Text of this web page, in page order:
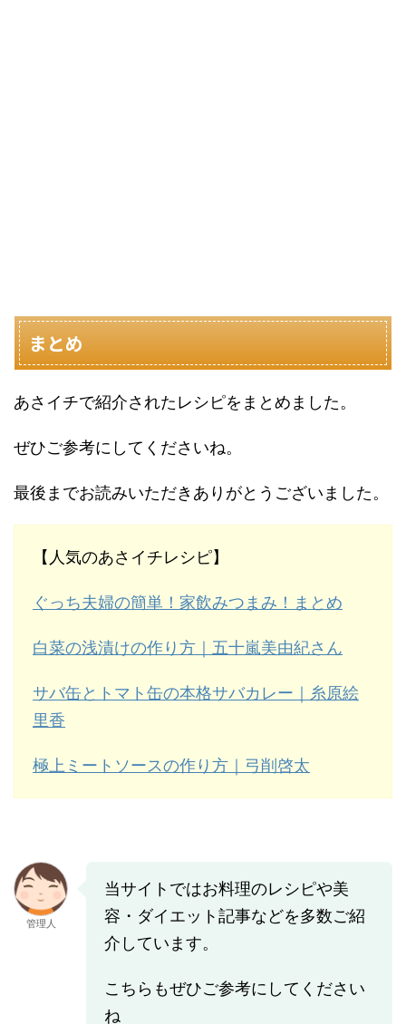
まとめ
あさイチで紹介されたレシピをまとめました。
ぜひご参考にしてくださいね。
最後までお読みいただきありがとうございました。
【人気のあさイチレシピ】
ぐっち夫婦の簡単！家飲みつまみ！まとめ
白菜の浅漬けの作り方｜五十嵐美由紀さん
サバ缶とトマト缶の本格サバカレー｜糸原絵
里香
極上ミートソースの作り方｜弓削啓太
管理人
当サイトではお料理のレシピや美
容・ダイエット記事などを多数ご紹
介しています。
こちらもぜひご参考にしてください
ね